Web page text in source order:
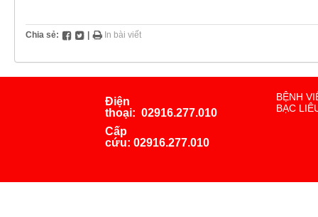
Chia sẻ: In bài viết
Điện
thoại: 02916.277.010
Cấp
cứu: 02916.277.010
BỆNH
BẠC